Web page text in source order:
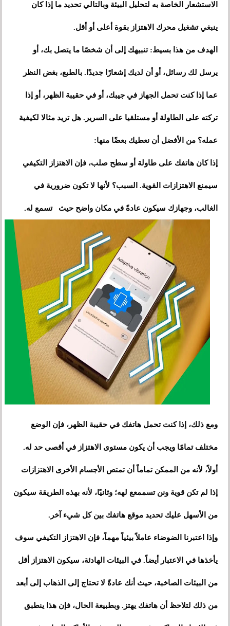
الاستشعار الخاصة به لتحليل البيئة وبالتالي تحديد ما إذا كان
ينبغي تشغيل محرك الاهتزاز بقوة أعلى أو أقل.
الهدف من هذا بسيط: تنبيهك إلى أن شخصًا ما يتصل بك، أو
يرسل لك رسائل، أو أن لديك إشعارًا جديدًا. بالطبع، بغض النظر
عما إذا كنت تحمل الجهاز في جيبك، أو في حقيبة الظهر، أو إذا
تركته على الطاولة أو مستلقيا على السرير. هل تريد مثالا لكيفية
عمله؟ من الأفضل أن نعطيك بعضًا منها:
إذا كان هاتفك على طاولة أو سطح صلب، فإن الاهتزاز التكيفي
سيمنع الاهتزازات القوية. السبب؟ لأنها لا تكون ضرورية في
الغالب، وجهازك سيكون عادةً في مكان واضح حيث تسمع له.
ومع ذلك، إذا كنت تحمل هاتفك في حقيبة الظهر، فإن الوضع
مختلف تمامًا ويجب أن يكون مستوى الاهتزاز في أقصى حد له.
أولاً، لأنه من الممكن تماماً أن تمتص الأجسام الأخرى الاهتزازات
إذا لم تكن قوية ونن تسممعع لهه؛ وثانيًا، لأنه بهذه الطريقة سيكون
من الأسهل عليك تحديد موقع هاتفك بين كل شيء آخر.
وإذا اعتبرنا الضوضاء عاملاً بيئياً مهماً، فإن الاهتزاز التكيفي سوف
يأخذها في الاعتبار أيضاً. في البيئات الهادئة، سيكون الاهتزاز أقل
من البيئات الصاخبة، حيث أنك عادةً لا تحتاج إلى الذهاب إلى أبعد
من ذلك لتلاحظ أن هاتفك يهتز. وبطبيعة الحال، فإن هذا ينطبق